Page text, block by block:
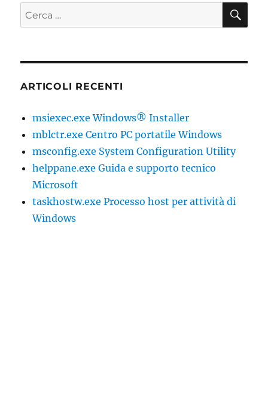
Cerca:
ARTICOLI RECENTI
msiexec.exe Windows® Installer
mblctr.exe Centro PC portatile Windows
msconfig.exe System Configuration Utility
helppane.exe Guida e supporto tecnico
Microsoft
taskhostw.exe Processo host per attività di
Windows